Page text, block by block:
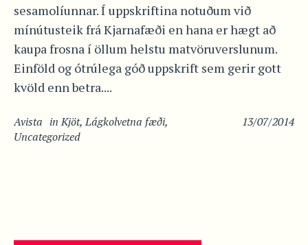
sesamolíunnar. Í uppskriftina notuðum við
mínútusteik frá Kjarnafæði en hana er hægt að
kaupa frosna í öllum helstu matvöruverslunum.
Einföld og ótrúlega góð uppskrift sem gerir gott
kvöld enn betra....
13/07/2014
Avista inKjöt,Lágkolvetna fæði,
Uncategorized